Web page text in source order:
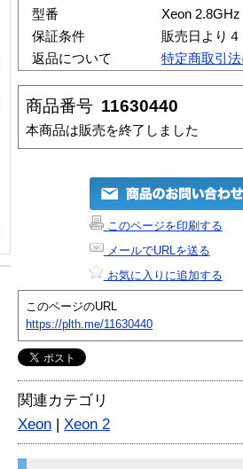
型番
Xeon
保証条件
販売日より
返品について
特定商取引
商品番号 11630440
本商品は販売を終了しました
このページを印刷する
メールでURLを送る
お気に入りに追加する
このページのURL
https://plth.me/11630440
関連カテゴリ
Xeon | Xeon 2